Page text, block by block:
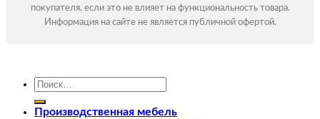
покупателя, если это не влияет на функциональность товара.
Информация на сайте не является публичной офертой.
Искать:
Производственная мебель